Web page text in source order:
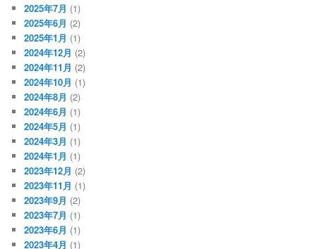
2025年7月 (1)
2025年6月 (2)
2025年1月 (1)
2024年12月 (2)
2024年11月 (2)
2024年10月 (1)
2024年8月 (2)
2024年6月 (1)
2024年5月 (1)
2024年3月 (1)
2024年1月 (1)
2023年12月 (2)
2023年11月 (1)
2023年9月 (2)
2023年7月 (1)
2023年6月 (1)
2023年4月 (1)